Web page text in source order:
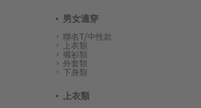
男女適穿
聯名T/中性款
上衣類
襯衫類
外套類
下身類
上衣類